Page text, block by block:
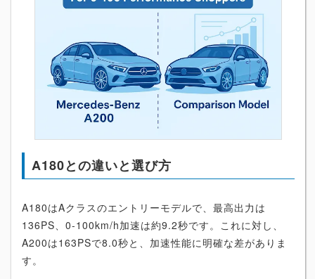
A180との違いと選び方
A180はAクラスのエントリーモデルで、最高出力は
136PS、0-100km/h加速は約9.2秒です。これに対し、
A200は163PSで8.0秒と、加速性能に明確な差がありま
す。